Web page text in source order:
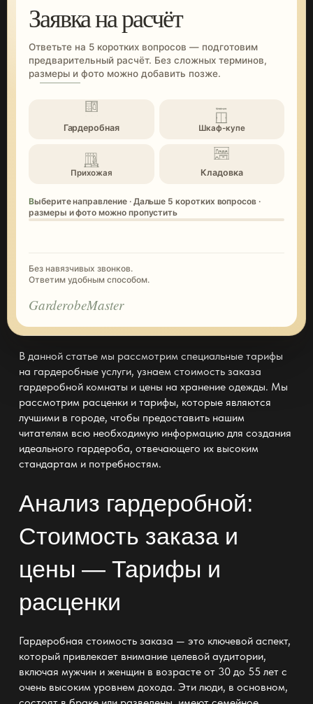
Заявка на расчёт
Ответьте на 5 коротких вопросов — подготовим
предварительный расчёт. Без сложных терминов,
размеры и фото можно добавить позже.
Гардеробная Шкаф-купе
Прихожая Кладовка
Выберите направление · Дальше 5 коротких вопросов ·
размеры и фото можно пропустить
Без навязчивых звонков.
Ответим удобным способом.
GarderobeMaster
В данной статье мы рассмотрим специальные тарифы
на гардеробные услуги, узнаем стоимость заказа
гардеробной комнаты и цены на хранение одежды. Мы
рассмотрим расценки и тарифы, которые являются
лучшими в городе, чтобы предоставить нашим
читателям всю необходимую информацию для создания
идеального гардероба, отвечающего их высоким
стандартам и потребностям.
Анализ гардеробной:
Стоимость заказа и
цены — Тарифы и
расценки
Гардеробная стоимость заказа — это ключевой аспект,
который привлекает внимание целевой аудитории,
включая мужчин и женщин в возрасте от 30 до 55 лет с
очень высоким уровнем дохода. Эти люди, в основном,